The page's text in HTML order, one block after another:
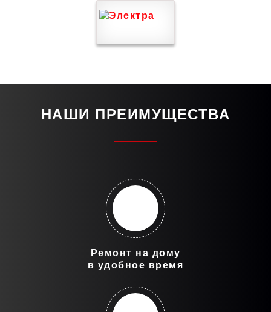
НАШИ ПРЕИМУЩЕСТВА
Ремонт на дому
в удобное время